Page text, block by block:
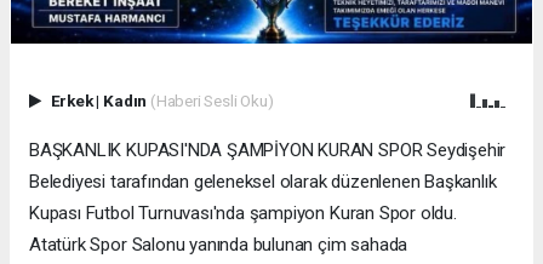
Erkek| Kadın (Haberi Sesli Oku)
BAŞKANLIK KUPASI'NDA ŞAMPİYON KURAN SPOR Seydişehir
Belediyesi tarafından geleneksel olarak düzenlenen Başkanlık
Kupası Futbol Turnuvası'nda şampiyon Kuran Spor oldu.
Atatürk Spor Salonu yanında bulunan çim sahada